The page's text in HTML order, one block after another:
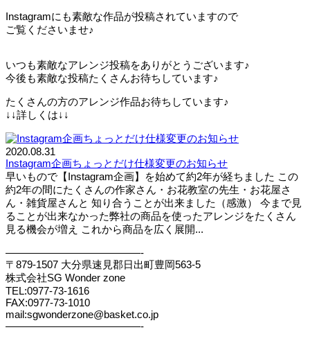
Instagramにも素敵な作品が投稿されていますので
ご覧くださいませ♪
いつも素敵なアレンジ投稿をありがとうございます♪
今後も素敵な投稿たくさんお待ちしています♪
たくさんの方のアレンジ作品お待ちしています♪
↓↓詳しくは↓↓
2020.08.31
Instagram企画ちょっとだけ仕様変更のお知らせ
早いもので【Instagram企画】を始めて約2年が経ちました この
約2年の間にたくさんの作家さん・お花教室の先生・お花屋さ
ん・雑貨屋さんと 知り合うことが出来ました（感激） 今まで見
ることが出来なかった弊社の商品を使ったアレンジをたくさん
見る機会が増え これから商品を広く展開...
—————————————-
〒879-1507 大分県速見郡日出町豊岡563-5
株式会社SG Wonder zone
TEL:0977-73-1616
FAX:0977-73-1010
mail:sgwonderzone@basket.co.jp
—————————————-